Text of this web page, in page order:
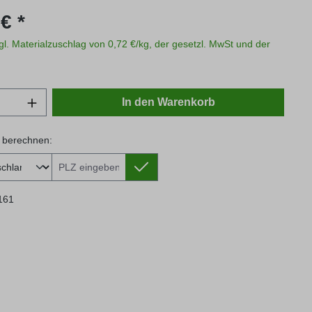
*
Materialzuschlag von 0,72 €/kg, der gesetzl. MwSt und der
Gib den gewünschten Wert ein
In den Warenkorb